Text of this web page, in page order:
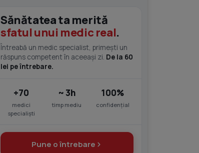
Sănătatea ta merită
sfatul unui medic real.
Întreabă un medic specialist, primești un
răspuns competent în aceeași zi. De la 60
lei pe întrebare.
+70
medici
specialiști
~ 3h
timp mediu
100%
confidențial
Pune o întrebare